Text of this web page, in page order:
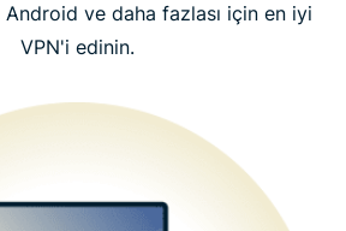
Android ve daha fazlası için en iyi
VPN'i edinin.